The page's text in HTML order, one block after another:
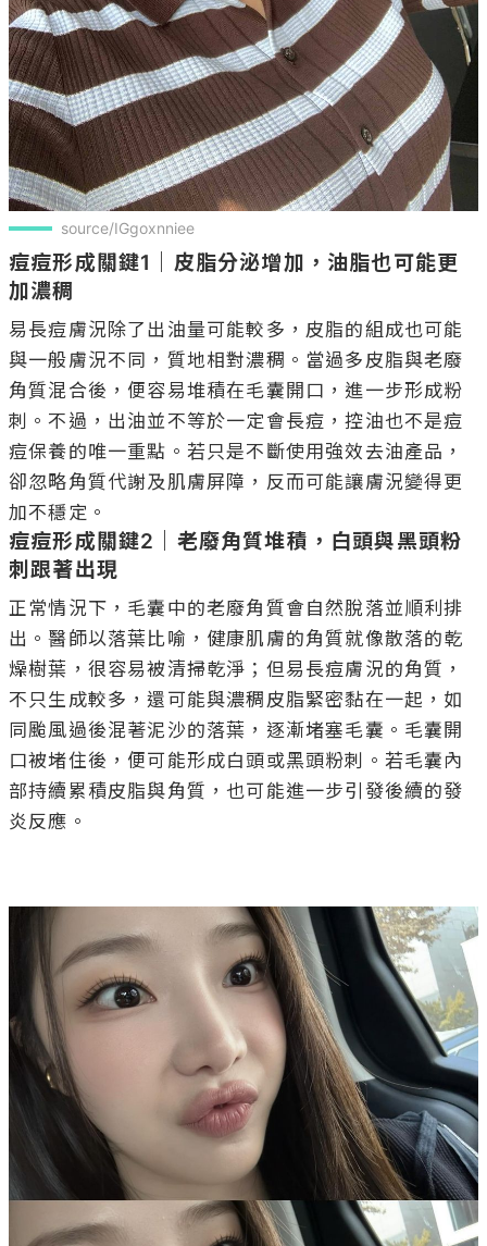
source/IGgoxnniee
痘痘形成關鍵1｜皮脂分泌增加，油脂也可能更
加濃稠
易長痘膚況除了出油量可能較多，皮脂的組成也可能
與一般膚況不同，質地相對濃稠。當過多皮脂與老廢
角質混合後，便容易堆積在毛囊開口，進一步形成粉
刺。不過，出油並不等於一定會長痘，控油也不是痘
痘保養的唯一重點。若只是不斷使用強效去油產品，
卻忽略角質代謝及肌膚屏障，反而可能讓膚況變得更
痘痘形成關鍵2｜老廢角質堆積，白頭與黑頭粉
刺跟著出現
正常情況下，毛囊中的老廢角質會自然脫落並順利排
出。醫師以落葉比喻，健康肌膚的角質就像散落的乾
燥樹葉，很容易被清掃乾淨；但易長痘膚況的角質，
不只生成較多，還可能與濃稠皮脂緊密黏在一起，如
同颱風過後混著泥沙的落葉，逐漸堵塞毛囊。毛囊開
口被堵住後，便可能形成白頭或黑頭粉刺。若毛囊內
部持續累積皮脂與角質，也可能進一步引發後續的發
炎反應。